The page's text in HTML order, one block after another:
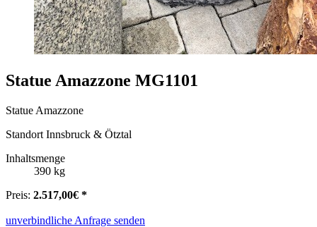
Statue Amazzone MG1101
Statue Amazzone
Standort Innsbruck & Ötztal
Inhaltsmenge
390 kg
Preis: 2.517,00€ *
unverbindliche Anfrage senden